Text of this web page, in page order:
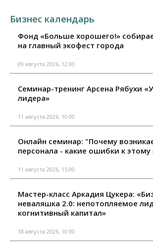
Бизнес календарь
Фонд «Больше хорошего!»
на главный экофест города
09 августа 2026, 12:00
Семинар-тренинг Арсена Рябухи
лидера»
11 августа 2026, 10:00
Онлайн семинар: "Почему
персонала - какие ошибки к
11 августа 2026, 15:00
Мастер-класс Аркадия Цукера:
неваляшка 2.0: непотопляемое
когнитивный капитал»
18 августа 2026, 10:00